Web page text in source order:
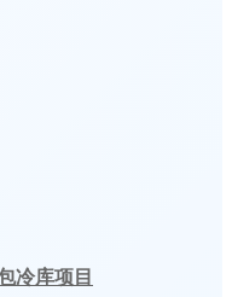
冷库项目